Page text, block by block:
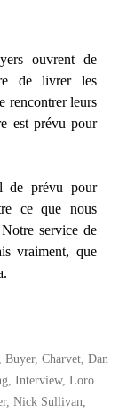
ouvrent de
de livrer les
rencontrer leurs
est prévu pour
de prévu pour
ce que nous
service de
vraiment, que
Buyer, Charvet Dan
, Interview, Loro
, Nick Sullivan